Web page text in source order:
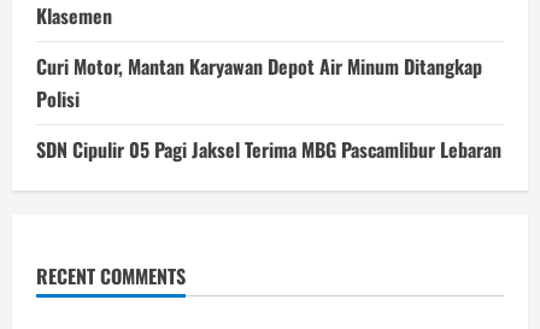
Klasemen
Curi Motor, Mantan Karyawan Depot Air Minum Ditangkap
Polisi
SDN Cipulir 05 Pagi Jaksel Terima MBG Pascamlibur Lebaran
RECENT COMMENTS